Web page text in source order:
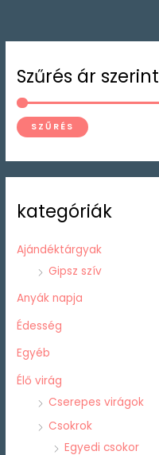
Szűrés ár szerint
SZŰRÉS
kategóriák
Ajándéktárgyak
Gipsz szív
Anyák napja
Édesség
Egyéb
Élő virág
Cserepes virágok
Csokrok
Egyedi csokor